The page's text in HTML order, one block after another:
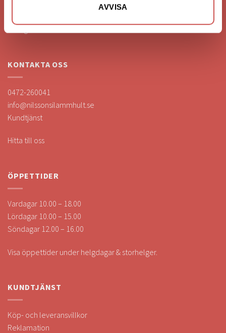
AVVISA
KONTAKTA OSS
0472-260041
info@nilssonsilammhult.se
Kundtjänst
Hitta till oss
ÖPPETTIDER
Vardagar 10.00 – 18.00
Lördagar 10.00 – 15.00
Söndagar 12.00 – 16.00
Visa öppettider under helgdagar & storhelger.
KUNDTJÄNST
Köp- och leveransvillkor
Reklamation